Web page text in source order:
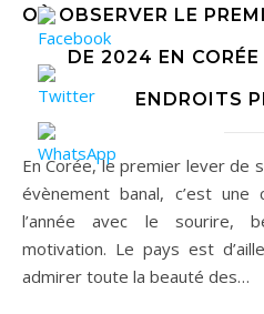
OÙ OBSERVER LE
DE 2024 EN
ENDROITS
En Corée, le premier lever de soleil de l’année n’est pas un
évènement banal, c’est
l’année avec le sourire,
motivation. Le pays est
admirer toute la beauté des…